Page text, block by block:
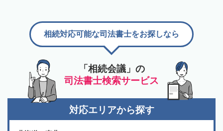
「相続会議」の
司法書士検索サービス
相続対応可能な司法書士をお探しなら
対応エリアから探す